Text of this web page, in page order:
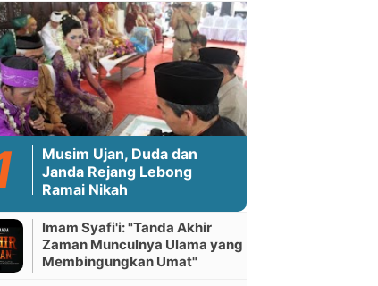
Musim Ujan, Duda dan
Janda Rejang Lebong
Ramai Nikah
Imam Syafi'i: "Tanda Akhir
Zaman Munculnya Ulama yang
Membingungkan Umat"